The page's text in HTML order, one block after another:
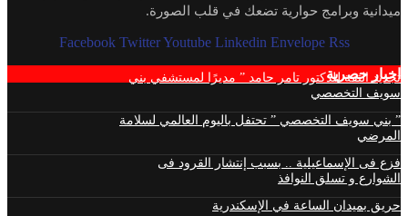
ميدانية وبرامج حوارية تضعك في قلب الصورة.
Facebook Twitter Youtube Linkedin Envelope Rss
اخبار حصرية
تجديد الثقة للدكتور تامر حامد ” مديرًا لمستشفي بني
سويف التخصصي
” بني سويف التخصصي ” تحتفل باليوم العالمي لسلامة
المرضي
فزع فى الإسماعيلية .. بسبب إنتشار القرود فى
الشوارع و تسلق النوافذ
حريق بميدان الساعة في الإسكندرية